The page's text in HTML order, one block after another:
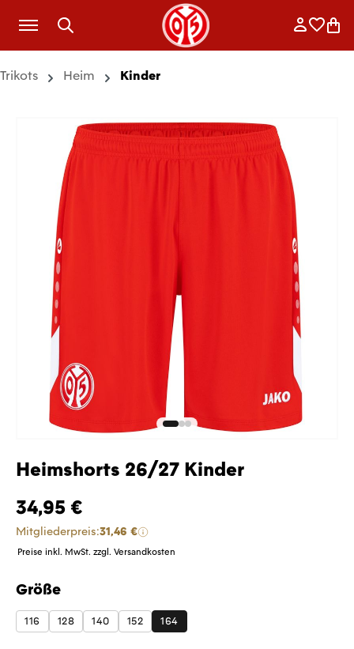
Zum Hauptinhalt springen
Trikots Heim Kinder
Heimshorts 26/27 Kinder
34,95 €
Mitgliederpreis:31,46 €
Preise inkl. MwSt. zzgl. Versandkosten
Größe
auswählen
116 128 140 152 164